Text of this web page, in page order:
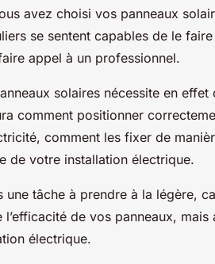
avez choisi vos panneaux
se sentent capables de le
appel à un professionnel.
solaires nécessite en
comment positionner
comment les fixer de
de votre installation électrique.
une tâche à prendre à la légère,
l’efficacité de vos panneaux,
électrique.